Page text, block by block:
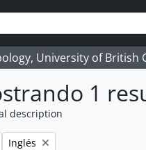
University of British
1
description
Remove filter:
Inglés